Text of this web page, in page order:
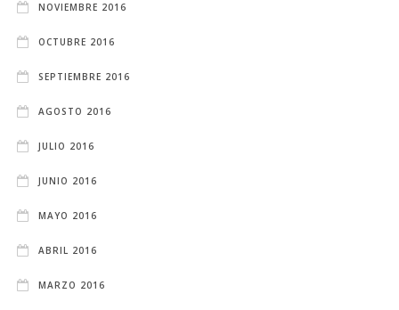
NOVIEMBRE 2016
OCTUBRE 2016
SEPTIEMBRE 2016
AGOSTO 2016
JULIO 2016
JUNIO 2016
MAYO 2016
ABRIL 2016
MARZO 2016